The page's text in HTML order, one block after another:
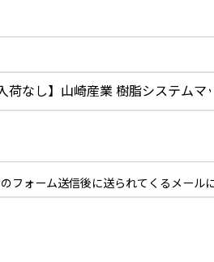
フォーム送信後に送られてくるメール